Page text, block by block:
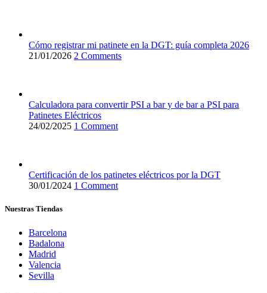
Cómo registrar mi patinete en la DGT: guía completa 2026
21/01/2026 2 Comments
Calculadora para convertir PSI a bar y de bar a PSI para
Patinetes Eléctricos
24/02/2025 1 Comment
Certificación de los patinetes eléctricos por la DGT
30/01/2024 1 Comment
Nuestras Tiendas
Barcelona
Badalona
Madrid
Valencia
Sevilla